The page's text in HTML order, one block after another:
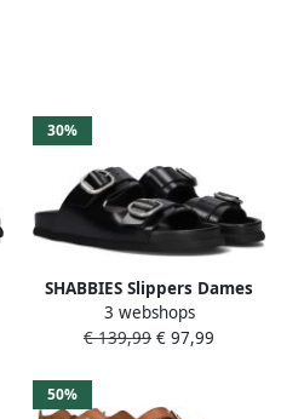
30%
SHABBIES Slippers Dames
Inga Buckles Maat: 41
Materiaal: Leer Kleur: Zwart
3 webshops
€ 139,99 € 97,99
50%